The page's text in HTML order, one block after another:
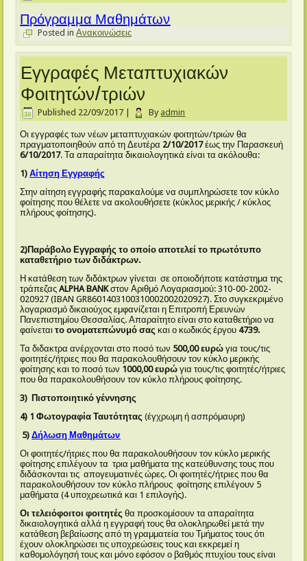
Πρόγραμμα Μαθημάτων
Posted in Ανακοινώσεις
Εγγραφές Μεταπτυχιακών
Φοιτητών/τριών
Published 22/09/2017 By admin
Οι εγγραφές των νέων μεταπτυχιακών φοιτητών/τριών θα
πραγματοποιηθούν από τη Δευτέρα 2/10/2017έως την Παρασκευή
6/10/2017. Τα απαραίτητα δικαιολογητικά είναι τα ακόλουθα:
1)Αίτηση Εγγραφής
Στην αίτηση εγγραφής παρακαλούμε να συμπληρώσετε τον κύκλο
φοίτησης που θέλετε να ακολουθήσετε (κύκλος μερικής / κύκλος
πλήρους φοίτησης).
2)Παράβολο Εγγραφής το οποίο αποτελεί το πρωτότυπο
καταθετήριο των διδάκτρων.
Η κατάθεση των διδάκτρων γίνεται σε οποιοδήποτε κατάστημα της
τράπεζαςALPHABANKστον Αριθμό Λογαριασμού: 310-00-2002-
020927 (IBAN GR8601403100310002002020927). Στο συγκεκριμένο
λογαριασμό δικαιούχος εμφανίζεται η Επιτροπή Ερευνών
Πανεπιστημίου Θεσσαλίας. Απαραίτητο είναι στο καταθετήριο να
φαίνεταιτο ονοματεπώνυμό σαςκαι ο κωδικός έργου 4739.
Τα διδακτρα ανέρχονται στο ποσό των 500,00 ευρώ για τους/τις
φοιτητές/ήτριες που θα παρακολουθήσουν τον κύκλο μερικής
φοίτησης και το ποσό των 1000,00 ευρώ για τους/τις φοιτητές/ήτριες
που θα παρακολουθήσουν τον κύκλο πλήρους φοίτησης.
3) Πιστοποιητικό γέννησης
4) 1 Φωτογραφία Ταυτότητας(έγχρωμη ή ασπρόμαυρη)
5)Δήλωση Μαθημάτων
Οι φοιτητές/ήτριες που θα παρακολουθήσουν τον κύκλο μερικής
φοίτησης επιλέγουν τα τρια μαθήματα της κατεύθυνσης τους που
διδάσκονται τις απογευματινές ώρες. Οι φοιτητές/ήτριες που θα
παρακολουθήσουν τον κύκλο πλήρους φοίτησης επιλέγουν 5
μαθήματα (4 υποχρεωτικά και 1 επιλογής).
Οι τελειόφοιτοι φοιτητές θα προσκομίσουν τα απαραίτητα
δικαιολογητικά αλλά η εγγραφή τους θα ολοκληρωθεί μετά την
κατάθεση βεβαίωσης από τη γραμματεία του Τμήματος τους ότι
έχουν ολοκληρώσει τις υποχρεώσεις τους και εκκρεμεί η
καθομολόγησή τους και μόνο εφόσον ο βαθμός πτυχίου τους είναι